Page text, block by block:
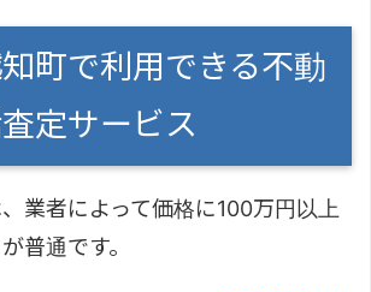
町で利用できる不動
定サービス
業者によって価格に100万円以上
普通です。